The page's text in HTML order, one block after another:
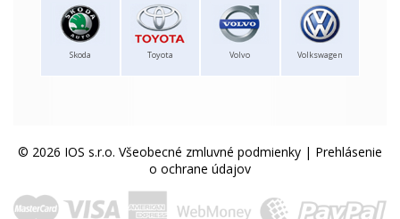
Skoda Toyota Volvo Volkswagen
© 2026 IOS s.r.o. Všeobecné zmluvné podmienky | Prehlásenie
o ochrane údajov